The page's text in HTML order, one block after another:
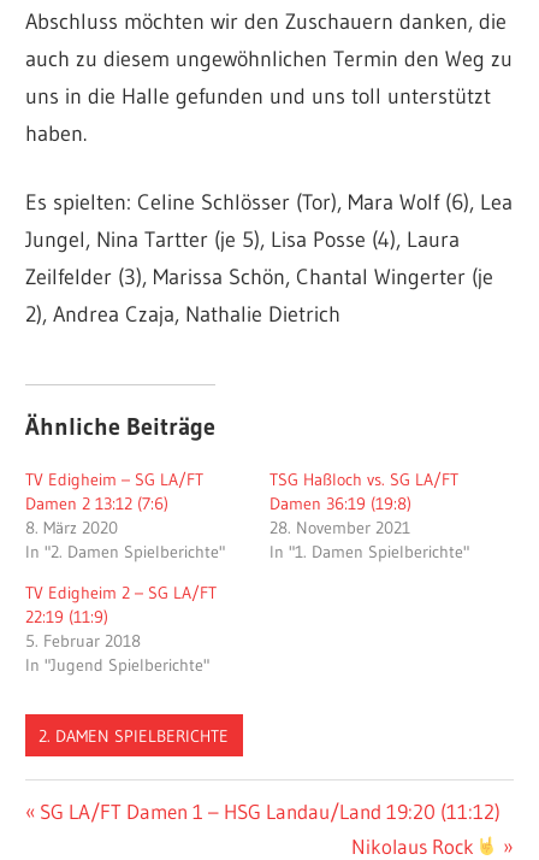
Abschluss möchten wir den Zuschauern danken, die
auch zu diesem ungewöhnlichen Termin den Weg zu
uns in die Halle gefunden und uns toll unterstützt
haben.
Es spielten: Celine Schlösser (Tor), Mara Wolf (6), Lea
Jungel, Nina Tartter (je 5), Lisa Posse (4), Laura
Zeilfelder (3), Marissa Schön, Chantal Wingerter (je
2), Andrea Czaja, Nathalie Dietrich
Ähnliche Beiträge
TV Edigheim – SG LA/FT
Damen 2 13:12 (7:6)
8. März 2020
In "2. Damen Spielberichte"
TSG Haßloch vs. SG LA/FT
Damen 36:19 (19:8)
28. November 2021
In "1. Damen Spielberichte"
TV Edigheim 2 – SG LA/FT
22:19 (11:9)
5. Februar 2018
In "Jugend Spielberichte"
2. DAMEN SPIELBERICHTE
Beitragsnavigation
Vorheriger
SG LA/FT Damen 1 – HSG Landau/Land 19:20 (11:12)
Nächster
Nikolaus Rock